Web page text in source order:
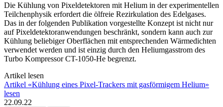
Die Kühlung von Pixeldetektoren mit Helium in der experimentellen
Teilchenphysik erfordert die ölfreie Rezirkulation des Edelgases.
Das in der folgenden Publikation vorgestellte Konzept ist nicht nur
auf Pixeldetektoranwendungen beschränkt, sondern kann auch zur
Kühlung beliebiger Oberflächen mit entsprechenden Wärmedichten
verwendet werden und ist einzig durch den Heliumgasstrom des
Turbo Kompressor CT-1050-He begrenzt.
Artikel lesen
Artikel «Kühlung eines Pixel-Trackers mit gasförmigem Helium»
lesen
22.09.22